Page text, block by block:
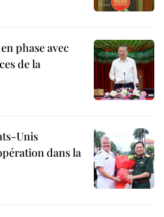
phase avec
de la
Unis
dans la